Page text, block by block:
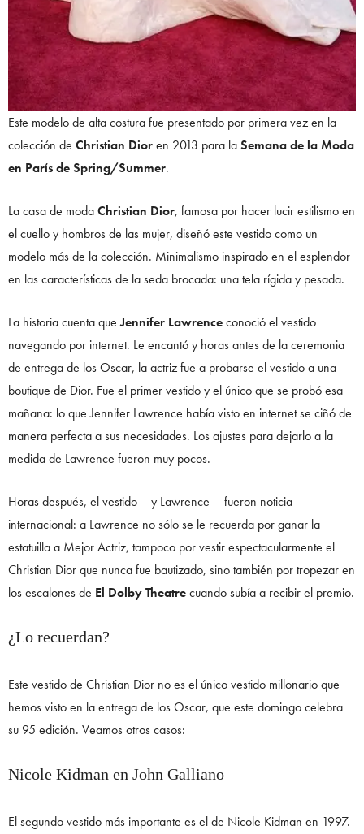
Este modelo de alta costura fue presentado por primera vez en la
colección de Christian Dioren 2013 para laSemana de la Moda
en París de Spring/Summer.
La casa de modaChristian Dior, famosa por hacer lucir estilismo en
el cuello y hombros de las mujer, diseñó este vestido como un
modelo más de la colección. Minimalismo inspirado en el esplendor
en las características de la seda brocada: una tela rígida y pesada.
La historia cuenta queJennifer Lawrenceconoció el vestido
navegando por internet. Le encantó y horas antes de la ceremonia
de entrega de los Oscar, la actriz fue a probarse el vestido a una
boutique de Dior. Fue el primer vestido y el único que se probó esa
mañana: lo que Jennifer Lawrence había visto en internet se ciñó de
manera perfecta a sus necesidades. Los ajustes para dejarlo a la
medida de Lawrence fueron muy pocos.
Horas después, el vestido —y Lawrence— fueron noticia
internacional: a Lawrence no sólo se le recuerda por ganar la
estatuilla a Mejor Actriz, tampoco por vestir espectacularmente el
Christian Dior que nunca fue bautizado, sino también por tropezar en
los escalones de El Dolby Theatrecuando subía a recibir el premio.
¿Lo recuerdan?
Este vestido de Christian Dior no es el único vestido millonario que
hemos visto en la entrega de los Oscar, que este domingo celebra
su 95 edición. Veamos otros casos:
Nicole Kidman en John Galliano
El segundo vestido más importante es el de Nicole Kidman en 1997.